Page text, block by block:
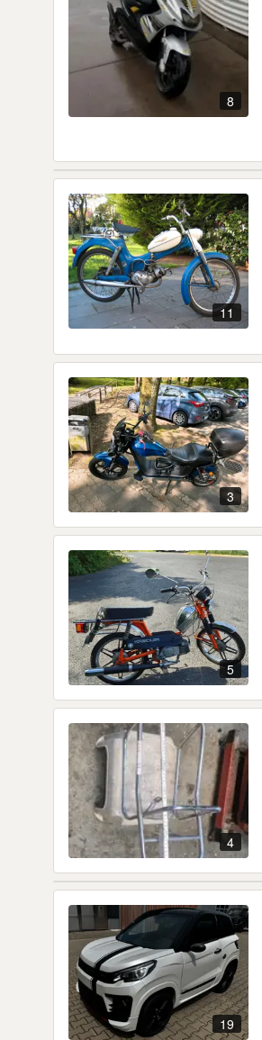
8
11
3
5
4
19